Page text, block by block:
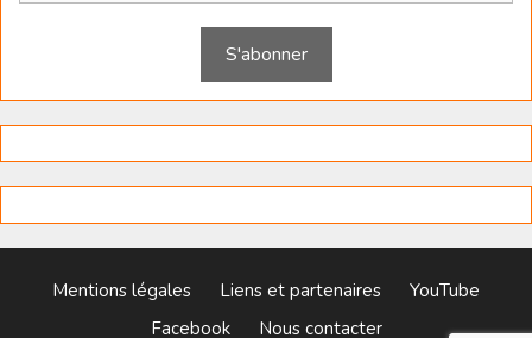
Mentions légales Liens et partenaires
YouTube
Facebook
Nous contacter